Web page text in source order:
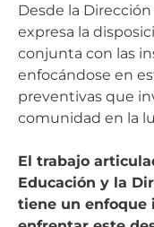
Desde la
expresa la
conjunta con las
enfocándose en
preventivas que
comunidad en la
El trabajo
Educación y la
tiene un enfoque